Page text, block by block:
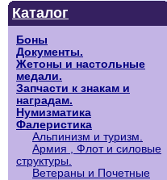
Каталог
Боны
Документы.
Жетоны и настольные
медали.
Запчасти к знакам и
наградам.
Нумизматика
Фалеристика
Альпинизм и туризм.
Армия , Флот и силовые
структуры.
Ветераны и Почетные